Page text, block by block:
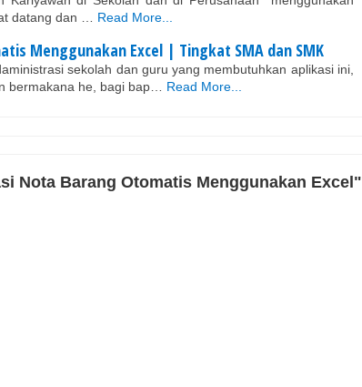
datang dan … Read More...
Menggunakan Excel | Tingkat SMA dan SMK
sekolah dan guru yang membutuhkan aplikasi ini,
bermakana he, bagi bap…
Read More...
Nota Barang Otomatis Menggunakan Excel"